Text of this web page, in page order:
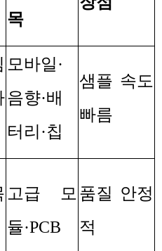
목
모바일·
음향·배
터리 ·칩
샘플 속도
빠름
고급 모
듈·PCB
품질 안정
적